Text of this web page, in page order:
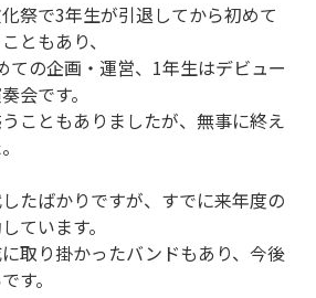
祭で3年生が引退してから初めて
ともあり、
ての企画・運営、1年生はデビュー
会です。
こともありましたが、無事に終え
たばかりですが、すでに来年度の
ています。
取り掛かったバンドもあり、今後
す。